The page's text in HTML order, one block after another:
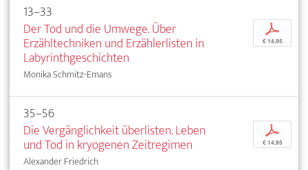
13–33
Der Tod und die Umwege. Über
Erzähltechniken und Erzählerlisten in
Labyrinthgeschichten
Monika Schmitz-Emans
p
€ 14,95
35–56
Die Vergänglichkeit überlisten. Leben
und Tod in kryogenen Zeitregimen
Alexander Friedrich
p
€ 14,95